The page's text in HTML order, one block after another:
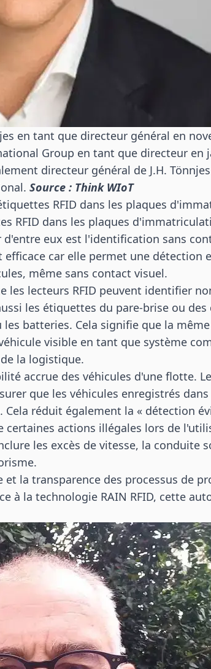
en tant que directeur général en
Group en tant que directeur en
directeur général de J.H. Tönnjes
Source : Think WIoT
RFID dans les plaques
RFID dans les plaques
eux est l'identification sans
car elle permet une détection
même sans contact visuel.
les lecteurs RFID peuvent identifier
les étiquettes du pare-brise ou des
batteries. Cela signifie que la
visible en tant que système
la logistique.
accrue des véhicules d'une flotte.
que les véhicules enregistrés
réduit également la « détection
certaines actions illégales lors de
les excès de vitesse, la conduite
la transparence des processus de
à la technologie RAIN RFID, cette